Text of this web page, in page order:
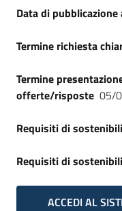
Data di pubblicazione
Termine richiesta
Termine
offerte/risposte 05/
Requisiti di
Requisiti di
ACCEDI AL